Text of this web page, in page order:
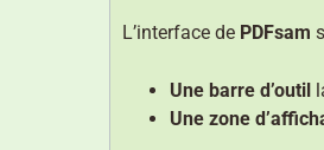
L’interface de PDFsam
Une barre d’outil
Une zone